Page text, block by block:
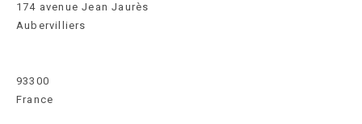
174 avenue Jean Jaurès
Aubervilliers
93300
France